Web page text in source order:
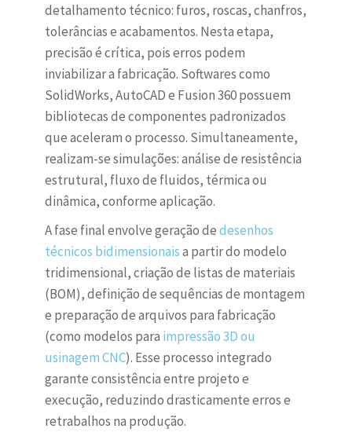
detalhamento técnico: furos, roscas, chanfros,
tolerâncias e acabamentos. Nesta etapa,
precisão é crítica, pois erros podem
inviabilizar a fabricação. Softwares como
SolidWorks, AutoCAD e Fusion 360 possuem
bibliotecas de componentes padronizados
que aceleram o processo. Simultaneamente,
realizam-se simulações: análise de resistência
estrutural, fluxo de fluidos, térmica ou
dinâmica, conforme aplicação.
A fase final envolve geração dedesenhos
técnicos bidimensionaisa partir do modelo
tridimensional, criação de listas de materiais
(BOM), definição de sequências de montagem
e preparação de arquivos para fabricação
(como modelos para impressão 3D ou
usinagem CNC). Esse processo integrado
garante consistência entre projeto e
execução, reduzindo drasticamente erros e
retrabalhos na produção.